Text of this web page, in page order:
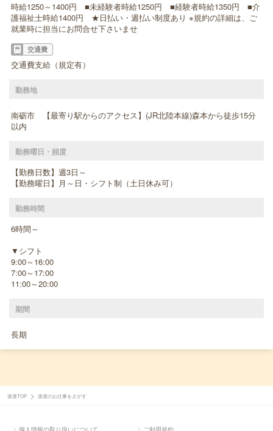
時給1250～1400円 ■未経験者時給1250円 ■経験者時給1350円 ■介
護福祉士時給1400円 ★日払い・週払い制度あり ※規約の詳細は、ご
就業時に担当にお問合せ下さいませ
交通費
交通費支給（規定有）
勤務地
南砺市 【最寄り駅からのアクセス】(JR北陸本線)森本から徒歩15分
以内
勤務曜日・頻度
【勤務日数】週3日～
【勤務曜日】月～日・シフト制（土日休み可）
勤務時間
6時間～
▼シフト
9:00～16:00
7:00～17:00
11:00～20:00
期間
長期
派遣TOP 派遣のお仕事をさがす